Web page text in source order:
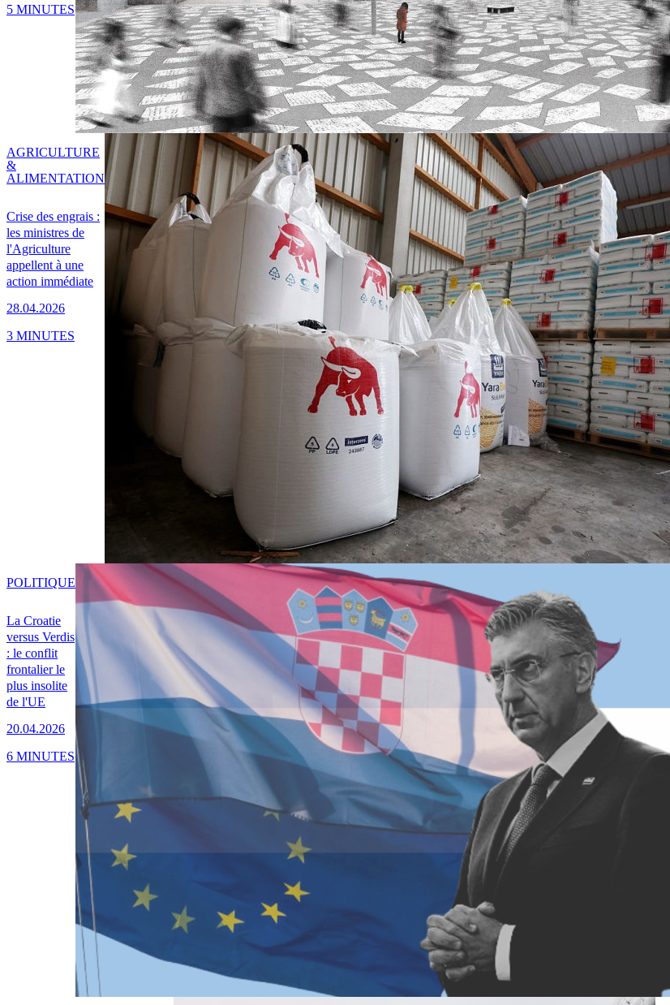
5 MINUTES
Crise des engrais :
les ministres de
l'Agriculture
appellent à une
action immédiate
28.04.2026
AGRICULTURE
&
ALIMENTATION
3 MINUTES
La Croatie
versus Verdis
: le conflit
frontalier le
plus insolite
de l'UE
20.04.2026
POLITIQUE
6 MINUTES